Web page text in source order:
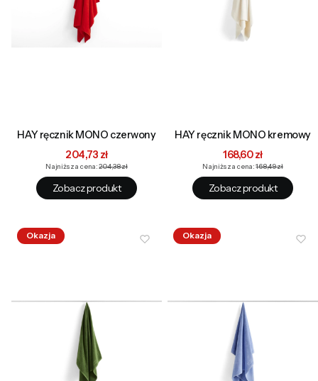
HAY ręcznik MONO czerwony
Cena promocyjna
204,73 zł
Najniższa cena: 204,38 zł
Zobacz produkt
HAY ręcznik MONO kremowy
Cena promocyjna
168,60 zł
Najniższa cena: 168,49 zł
Zobacz produkt
Okazja Okazja